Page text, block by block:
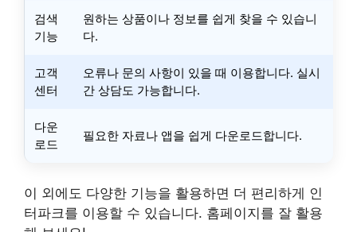
검색
기능
원하는 상품이나 정보를 쉽게 찾을 수 있습니
다.
고객
센터
오류나 문의 사항이 있을 때 이용합니다. 실시
간 상담도 가능합니다.
다운
로드
필요한 자료나 앱을 쉽게 다운로드합니다.
이 외에도 다양한 기능을 활용하면 더 편리하게 인
터파크를 이용할 수 있습니다. 홈페이지를 잘 활용